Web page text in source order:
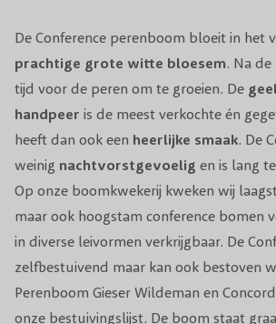
De Conference perenboom bloeit in het
prachtige grote witte bloesem. Na
tijd voor de peren om te groeien. De
handpeer is de meest verkochte én
heeft dan ook een heerlijke smaak. De
weinig nachtvorstgevoelig en is lang
Op onze boomkwekerij kweken wij
maar ook hoogstam conference bomen
in diverse leivormen verkrijgbaar. De
zelfbestuivend maar kan ook bestoven
Perenboom Gieser Wildeman en
onze bestuivingslijst. De boom staat
Bloeikleur Wit
Snoeiperiode Najaar
Standplaats Zon/
Winterhardheid Winterhard
Pot/Kluit/Kale wortel Pot/kale wortel